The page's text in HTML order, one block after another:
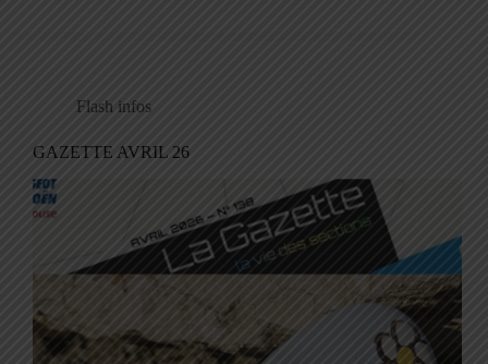
Flash infos
GAZETTE AVRIL 26